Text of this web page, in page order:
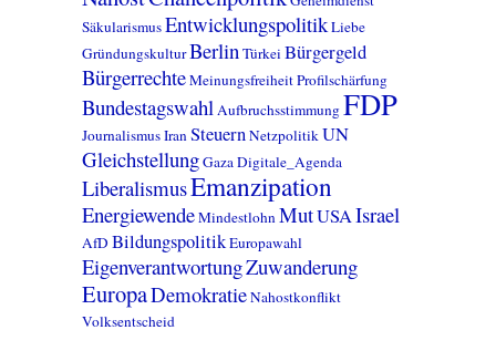
SäkularismusEntwicklungspolitikLiebe
GründungskulturBerlinTürkei Bürgergeld
BürgerrechteMeinungsfreiheitProfilschärfung
BundestagswahlAufbruchsstimmungFDP
JournalismusIranSteuernNetzpolitikUN
GleichstellungGazaDigitale_Agenda
LiberalismusEmanzipation
EnergiewendeMindestlohnMutUSAIsrael
AfD BildungspolitikEuropawahl
EigenverantwortungZuwanderung
EuropaDemokratieNahostkonflikt
Volksentscheid